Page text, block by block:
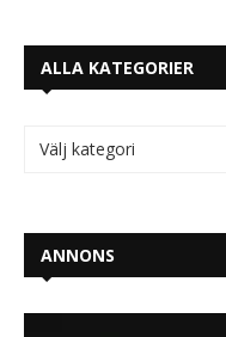
ALLA KATEGORIER
ANNONS